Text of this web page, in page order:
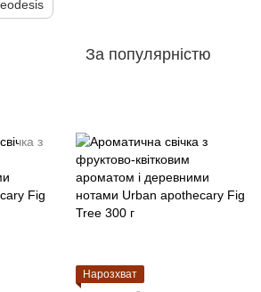
За популярністю
Нарозхват